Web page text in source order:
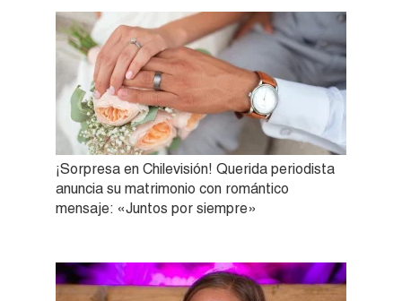
¡Sorpresa en Chilevisión! Querida periodista
anuncia su matrimonio con romántico
mensaje: «Juntos por siempre»